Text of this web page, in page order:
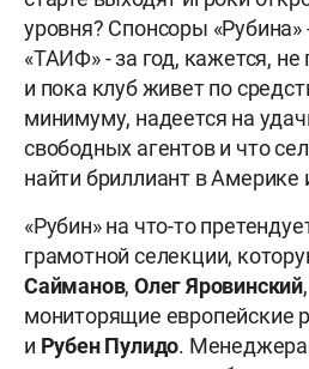
уровня? Спонсоры «Рубина»
«ТАИФ» - за год, кажется,
и пока клуб живет по
минимуму, надеется на
свободных агентов и что
найти бриллиант в Америке
«Рубин» на что-то
грамотной селекции,
Сайманов,ОлегЯровинский
мониторящие европейские
и РубенПулидо.